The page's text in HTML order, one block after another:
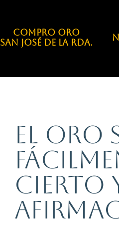
COMPRO ORO
San José de la Rda.
El oro
cierto